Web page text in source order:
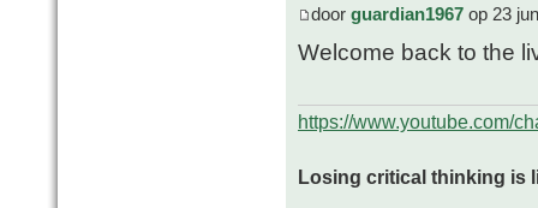
door guardian1967 op 23
Welcome back to the
https://www.youtube.com/
Losing critical thinking is